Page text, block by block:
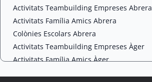
Activitats Teambuilding Empreses Abrera
Activitats Família Amics Abrera
Colònies Escolars Abrera
Activitats Teambuilding Empreses Àger
Activitats Família Amics Àger